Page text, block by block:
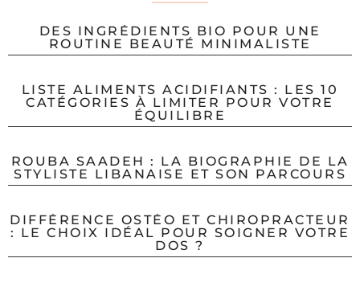
DES INGRÉDIENTS BIO POUR UNE
ROUTINE BEAUTÉ MINIMALISTE
LISTE ALIMENTS ACIDIFIANTS : LES 10
CATÉGORIES À LIMITER POUR VOTRE
ÉQUILIBRE
ROUBA SAADEH : LA BIOGRAPHIE DE LA
STYLISTE LIBANAISE ET SON PARCOURS
DIFFÉRENCE OSTÉO ET CHIROPRACTEUR
: LE CHOIX IDÉAL POUR SOIGNER VOTRE
DOS ?